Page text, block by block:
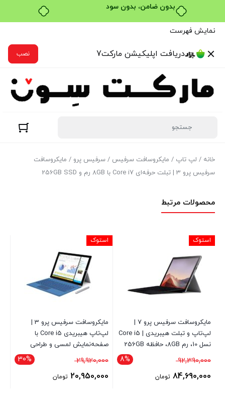
خرید قسطی با ترب‌پی
نمایش فهرست
دریافت اپلیکیشن مارکت7 نصب
خانه / لپ تاپ / مایکروسافت سرفیس / سرفیس پرو / مایکروسافت
سرفیس پرو 3 | تبلت حرفه‌ای Core i7 با 8GB رم و 256GB SSD
محصولات مرتبط
مایکروسافت سرفیس پرو 7 |
لپ‌تاپ و تبلت هیبریدی | Core i5
نسل 10، رم 8GB، حافظه 256GB
8% 92,390,000قیمت
اصلی84,690,000 تومان
استوک
مایکروسافت سرفیس پرو 3 |
لپ‌تاپ هیبریدی Core i5 با
صفحه‌نمایش لمسی و طراحی
باریک + محافظ پشت
30% 29,920,000قیمت
اصلی20,950,000 تومان
استوک